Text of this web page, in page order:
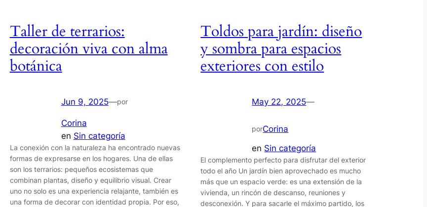
Taller de terrarios:
decoración viva con alma
botánica
Jun 9, 2025—por
Corina
en Sin categoría
La conexión con la naturaleza ha encontrado nuevas
formas de expresarse en los hogares. Una de ellas
son los terrarios: pequeños ecosistemas que
combinan plantas, diseño y equilibrio visual. Crear
uno no solo es una experiencia relajante, también es
una forma de decorar con identidad propia. Por eso,
Toldos para jardín: diseño
y sombra para espacios
exteriores con estilo
May 22, 2025—
porCorina
en Sin categoría
El complemento perfecto para disfrutar del exterior
todo el año Un jardín bien aprovechado es mucho
más que un espacio verde: es una extensión de la
vivienda, un rincón de descanso, reuniones y
desconexión. Y para sacarle el máximo partido, los